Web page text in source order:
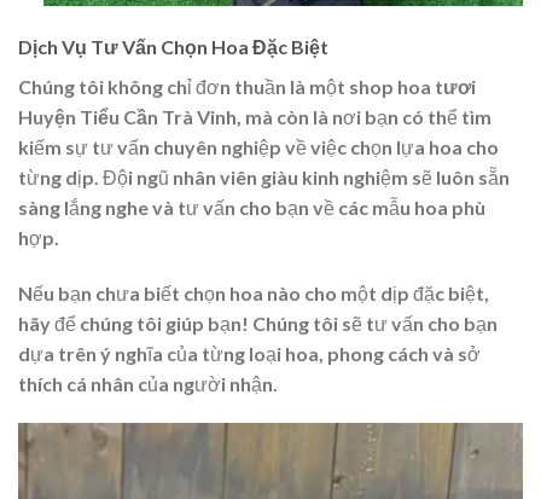
Dịch Vụ Tư Vấn Chọn Hoa Đặc Biệt
Chúng tôi không chỉ đơn thuần là một shop hoa tươi
Huyện Tiểu Cần Trà Vinh, mà còn là nơi bạn có thể tìm
kiếm sự tư vấn chuyên nghiệp về việc chọn lựa hoa cho
từng dịp. Đội ngũ nhân viên giàu kinh nghiệm sẽ luôn sẵn
sàng lắng nghe và tư vấn cho bạn về các mẫu hoa phù
hợp.
Nếu bạn chưa biết chọn hoa nào cho một dịp đặc biệt,
hãy để chúng tôi giúp bạn! Chúng tôi sẽ tư vấn cho bạn
dựa trên ý nghĩa của từng loại hoa, phong cách và sở
thích cá nhân của người nhận.